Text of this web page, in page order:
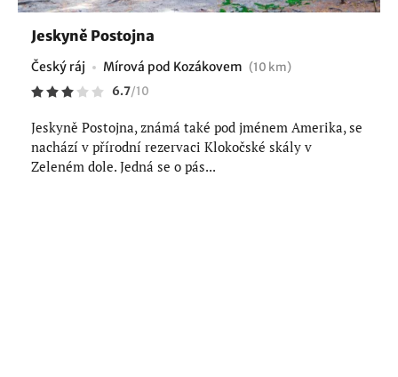
Jeskyně Postojna
Český ráj Mírová pod Kozákovem (10 km)
6.7/10
Jeskyně Postojna, známá také pod jménem Amerika, se
nachází v přírodní rezervaci Klokočské skály v
Zeleném dole. Jedná se o pás...